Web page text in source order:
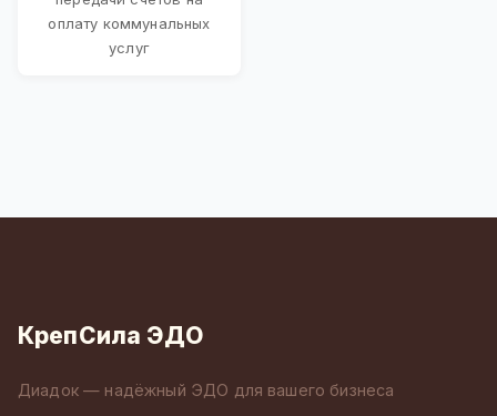
оплату коммунальных
услуг
КрепСила ЭДО
Диадок — надёжный ЭДО для вашего бизнеса